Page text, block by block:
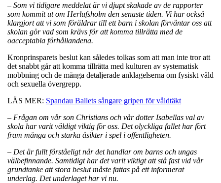
– Som vi tidigare meddelat är vi djupt skakade av de rapporter
som kommit ut om Herlufsholm den senaste tiden. Vi har också
klargjort att vi som föräldrar till ett barn i skolan förväntar oss att
skolan gör vad som krävs för att komma tillrätta med de
oacceptabla förhållandena.
Kronprinsparets beslut kan således tolkas som att man inte tror att
det snabbt går att komma tillrätta med kulturen av systematisk
mobbning och de många detaljerade anklagelserna om fysiskt våld
och sexuella övergrepp.
LÄS MER: Spandau Ballets sångare gripen för våldtäkt
– Frågan om vår son Christians och vår dotter Isabellas val av
skola har varit väldigt viktig för oss. Det olyckliga fallet har fört
fram många och starka åsikter i spel i offentligheten.
– Det är fullt förståeligt när det handlar om barns och ungas
välbefinnande. Samtidigt har det varit viktigt att stå fast vid vår
grundtanke att stora beslut måste fattas på ett informerat
underlag. Det underlaget har vi nu.